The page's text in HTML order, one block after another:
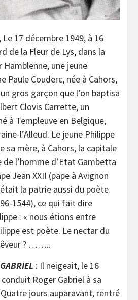
Le 17 décembre 1949, à 16
de la Fleur de Lys, dans la
une jeune
Paule Couderc, née à Cahors,
gros garçon que l’on baptisa
Clovis Carrette, un
à Templeuve en Belgique,
l’Alleud. Le jeune Philippe
sa mère, à Cahors, la capitale
de l’homme d’Etat Gambetta
Jean XXII (pape à Avignon
la patrie aussi du poète
1544), ce qui fait dire
: « nous étions entre
est poète. Le nectar du
? ……..
: Il neigeait, le 16
Roger Gabriel à sa
jours auparavant, rentré